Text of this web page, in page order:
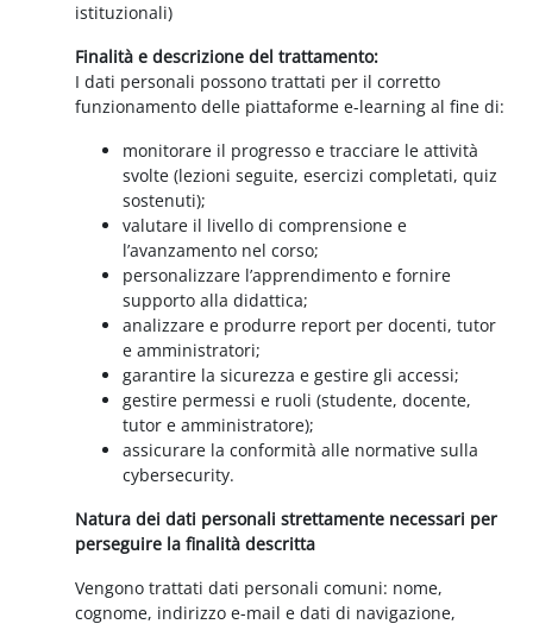
istituzionali)
Finalità e descrizione del trattamento:
I dati personali possono trattati per il corretto
funzionamento delle piattaforme e-learning al fine di:
monitorare il progresso e tracciare le attività
svolte (lezioni seguite, esercizi completati, quiz
sostenuti);
valutare il livello di comprensione e
l’avanzamento nel corso;
personalizzare l’apprendimento e fornire
supporto alla didattica;
analizzare e produrre report per docenti, tutor
e amministratori;
garantire la sicurezza e gestire gli accessi;
gestire permessi e ruoli (studente, docente,
tutor e amministratore);
assicurare la conformità alle normative sulla
cybersecurity.
Natura dei dati personali strettamente necessari per
perseguire la finalità descritta
Vengono trattati dati personali comuni: nome,
cognome, indirizzo e-mail e dati di navigazione,